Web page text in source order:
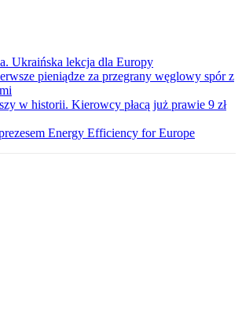
Ukraińska lekcja dla Europy
pieniądze za przegrany węglowy spór z
w historii. Kierowcy płacą już prawie 9 zł
Energy Efficiency for Europe